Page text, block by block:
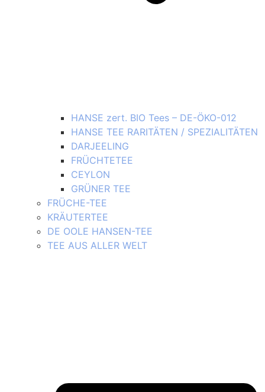
HANSE zert. BIO Tees – DE-ÖKO-012
HANSE TEE RARITÄTEN / SPEZIALITÄTEN
DARJEELING
FRÜCHTETEE
CEYLON
GRÜNER TEE
FRÜCHE-TEE
KRÄUTERTEE
DE OOLE HANSEN-TEE
TEE AUS ALLER WELT